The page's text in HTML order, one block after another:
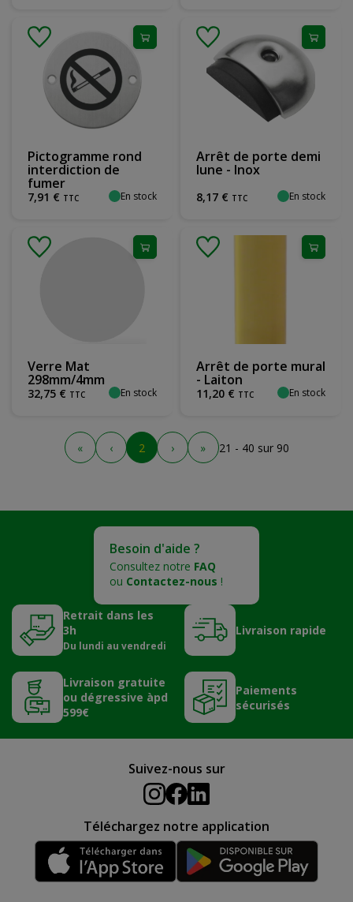
Pictogramme rond
interdiction de
fumer
7,91 € TTC En stock
Arrêt de porte demi
lune - Inox
8,17 € TTC En stock
Verre Mat
298mm/4mm
32,75 € TTC En stock
Arrêt de porte mural
- Laiton
11,20 € TTC En stock
« ‹ 2 › » 21 - 40 sur 90
Besoin d'aide ?
Consultez notre FAQ
ou Contactez-nous !
Retrait dans les
3h
Du lundi au vendredi
Livraison rapide
Livraison gratuite
ou dégressive àpd
599€
Paiements
sécurisés
Suivez-nous sur
Téléchargez notre application